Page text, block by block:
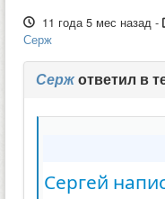
11 года 5 мес назад -
Серж
Сержответил в
Сергей